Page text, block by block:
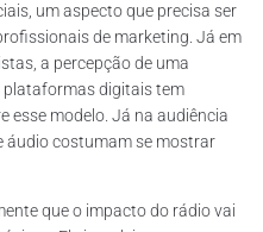
um aspecto que precisa ser
de marketing. Já em
a percepção de uma
plataformas digitais tem
esse modelo. Já na audiência
áudio costumam se mostrar
que o impacto do rádio vai